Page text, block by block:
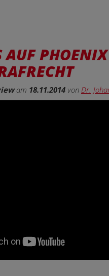
AUF
am 18.11.2014 von Dr.